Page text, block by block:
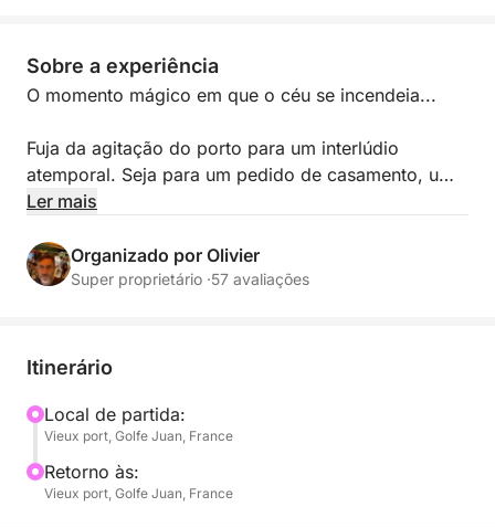
Sobre a experiência
O momento mágico em que o céu se incendeia...
Fuja da agitação do porto para um interlúdio
atemporal. Seja para um pedido de casamento, um
aniversário ou simplesmente o prazer de estarem
pelos lugares mais belos da Riviera Francesa.
se torna dourada para um cruzeiro tranquilo ao
O local perfeito: Ancoraremos em uma enseada
tranquila (Baía dos Bilionários ou entre as Ilhas
Lérins) para admirar o pôr do sol atrás das
Ler mais
Organizado por Olivier
Super proprietário ·57 avaliações
Itinerário
Local de partida:
Vieux port, Golfe Juan, France
Retorno às:
Vieux port, Golfe Juan, France